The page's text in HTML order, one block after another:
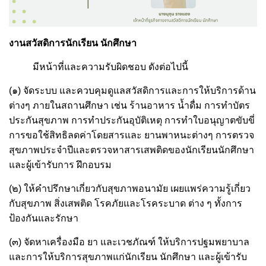
งานสวัสดิการนักเรียน นักศึกษา
มีหน้าที่และความรับผิดชอบ ดังต่อไปนี้
(๑) จัดระบบ และควบคุมดูแลสวัสดิการและการให้บริการด้าน
ต่างๆ ภายในสถานศึกษา เช่น ร้านอาหาร น้ำดื่ม การทำบัตร
ประกันสุขภาพ การทำประกันอุบัติเหตุ การทำใบอนุญาตขับขี่
การขอใช้สิทธิลดค่าโดยสารและ ยานพาหนะต่างๆ การตรวจ
สุขภาพประจำปีและตรวจหาสารเสพติดของนักเรียนนักศึกษา
และผู้เข้ารับการ ฝึกอบรม
(๒) ให้คำปรึกษาเกี่ยวกับสุขภาพอนามัย เผยแพร่ความรู้เกี่ยว
กับสุขภาพ สิ่งเสพติด โรคภัยและโรคระบาด ต่าง ๆ ทั้งการ
ป้องกันและรักษา
(๓) จัดหาเครื่องมือ ยา และเวชภัณฑ์ ให้บริการปฐมพยาบาล
และการให้บริการสุขภาพแก่นักเรียน นักศึกษา และผู้เข้ารับ